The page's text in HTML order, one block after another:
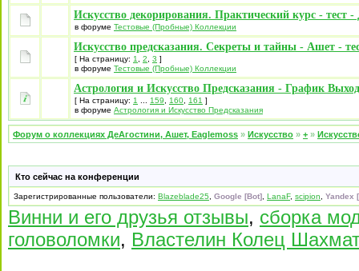
Искусство декорирования. Практический курс - тест -
в форуме Тестовые (Пробные) Коллекции
Искусство предсказания. Секреты и тайны - Ашет -
[ На страницу: 1 2 3 ]
в форуме Тестовые (Пробные) Коллекции
Астрология и Искусство Предсказания - График
[ На страницу: 1 159 160 161 ]
в форуме Астрология и Искусство Предсказания
Форум о коллекциях ДеАгостини, Ашет, Eaglemoss » Искусство » + »
Кто сейчас на конференции
Зарегистрированные пользователи: Blazeblade25 Google [Bot] LanaF, scipion Yandex
Винни и его друзья отзывы, сборка
головоломки, Властелин Колец